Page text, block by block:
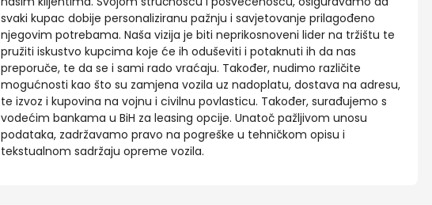
svaki kupac dobije personaliziranu pažnju i savjetovanje prilagođeno
njegovim potrebama. Naša vizija je biti neprikosnoveni lider na tržištu te
pružiti iskustvo kupcima koje će ih oduševiti i potaknuti ih da nas
preporuče, te da se i sami rado vraćaju. Također, nudimo različite
mogućnosti kao što su zamjena vozila uz nadoplatu, dostava na adresu,
te izvoz i kupovina na vojnu i civilnu povlasticu. Također, surađujemo s
vodećim bankama u BiH za leasing opcije. Unatoč pažljivom unosu
podataka, zadržavamo pravo na pogreške u tehničkom opisu i
tekstualnom sadržaju opreme vozila.